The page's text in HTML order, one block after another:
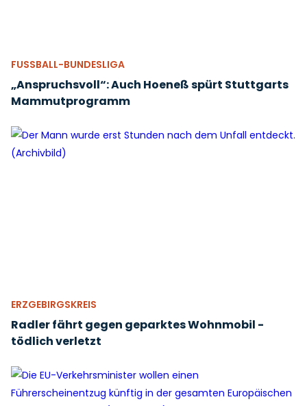
FUSSBALL-BUNDESLIGA
„Anspruchsvoll“: Auch Hoeneß spürt Stuttgarts
Mammutprogramm
ERZGEBIRGSKREIS
Radler fährt gegen geparktes Wohnmobil -
tödlich verletzt